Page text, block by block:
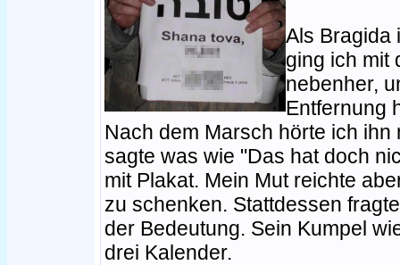
Als Bragida
ging ich mit
nebenher,
Entfernung
Nach dem Marsch hörte ich
sagte was wie "Das hat doch
mit Plakat. Mein Mut reichte
zu schenken. Stattdessen
der Bedeutung. Sein Kumpel
drei Kalender.